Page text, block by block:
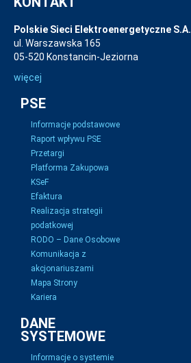
Polskie Sieci Elektroenergetyczne S.A.
ul. Warszawska 165
05-520 Konstancin-Jeziorna
więcej
PSE
Informacje podstawowe
Raport wpływu PSE
Przetargi
Platforma Zakupowa
KSeF
Efaktura
Realizacja strategii
podatkowej
RODO – Dane Osobowe
Komunikacja z
akcjonariuszami
Mapa Strony
Kariera
DANE
SYSTEMOWE
Informacje o systemie